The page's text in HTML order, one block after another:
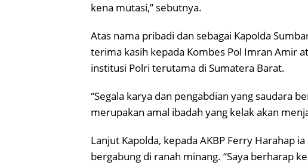
kena mutasi,” sebutnya.
Atas nama pribadi dan sebagai Kapolda
terima kasih kepada Kombes Pol Imran Amir
institusi Polri terutama di Sumatera Barat.
“Segala karya dan pengabdian yang saudara
merupakan amal ibadah yang kelak akan
Lanjut Kapolda, kepada AKBP Ferry Harahap
bergabung di ranah minang. “Saya berharap